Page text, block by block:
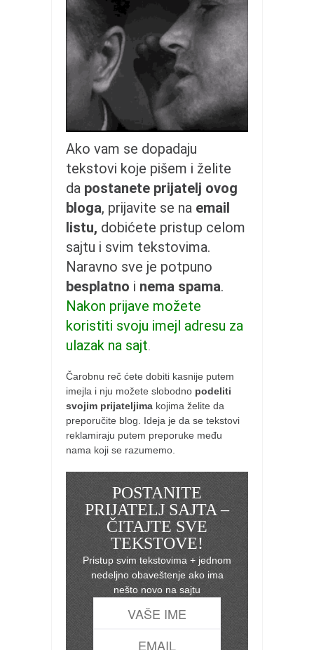
članarina
kontakt
besplatna e-knjiga
termini treninga
kontakt
Ako vam se dopadaju
tekstovi koje pišem i želite
da postanete prijatelj ovog
bloga, prijavite se na email
listu, dobićete pristup celom
sajtu i svim tekstovima.
Naravno sve je potpuno
besplatno i nema spama.
Nakon prijave možete
koristiti svoju imejl adresu za
ulazak na sajt
Čarobnu reč ćete dobiti kasnije putem
imejla i nju možete slobodno podeliti
svojim prijateljima kojima želite da
preporučite blog. Ideja je da se tekstovi
reklamiraju putem preporuke među
nama koji se razumemo.
POSTANITE
PRIJATELJ SAJTA –
ČITAJTE SVE
TEKSTOVE!
Pristup svim tekstovima + jednom
nedeljno obaveštenje ako ima
nešto novo na sajtu